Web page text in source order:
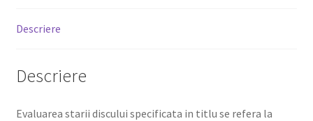
Descriere
Descriere
Evaluarea starii discului specificata in titlu se refera la